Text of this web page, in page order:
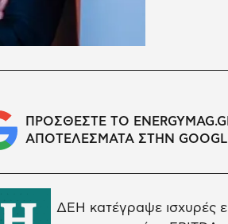
ΠΡΟΣΘΕΣΤΕ ΤΟ
ΑΠΟΤΕΛΕΣΜΑΤΑ ΣΤΗΝ
ΔΕΗ κατέγραψε ισχυρές